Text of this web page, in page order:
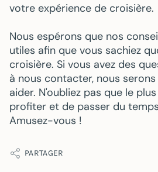
votre expérience de croisière.
Nous espérons que nos
utiles afin que vous sachiez
croisière. Si vous avez des
à nous contacter, nous
aider. N'oubliez pas que le
profiter et de passer du
Amusez-vous !
PARTAGER